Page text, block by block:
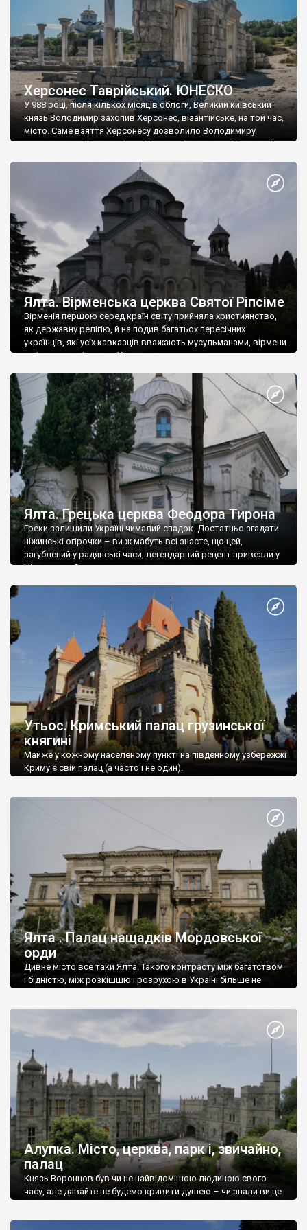
Херсонес Таврійський. ЮНЕСКО
У 988 році, після кількох місяців облоги, Великий київський
князь Володимир захопив Херсонес, візантійське, на той час,
місто. Саме взяття Херсонесу дозволило Володимиру
диктувати свої умови візантійському імператору Василю ІІ, та
Херсонесі Володимир-язичник, став Василем-християнином.
А потім було Хрещення Русі. На честь Херсонесу Таврійського
Ялта. Вірменська церква Святої Ріпсіме
Вірменія першою серед країн світу прийняла християнство,
як державну релігію, й на подив багатьох пересічних
українців, які усіх кавказців вважають мусульманами, вірмени
є відданими вірянами Христа
Ялта. Грецька церква Феодора Тирона
Греки залишили Україні чималий спадок. Достатньо згадати
ніжинські огірочки – ви ж мабуть всі знаєте, що цей,
загублений у радянські часи, легендарний рецепт привезли у
Ніжин греки?
Утьос. Кримський палац грузинської
княгині
Майже у кожному населеному пункті на південному узбережжі
Криму є свій палац (а часто і не один).
Ялта . Палац нащадків Мордовської
орди
Дивне місто все таки Ялта. Такого контрасту між багатством
і бідністю, між розкішшю і розрухою в Україні більше не
Алупка. Місто, церква, парк і, звичайно,
палац
Князь Воронцов був чи не найвідомішою людиною свого
часу, але давайте не будемо кривити душею – чи знали ви це